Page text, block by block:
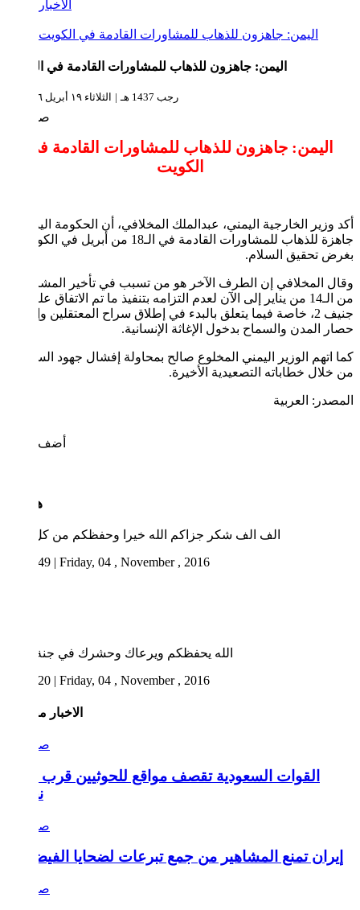
الاخبار
اليمن: جاهزون للذهاب للمشاورات القادمة في الكويت
اليمن: جاهزون للذهاب للمشاورات القادمة في الكويت
12 رجب 1437 هـ | الثلاثاء ١٩ أبريل ٢٠١٦
اليمن: جاهزون للذهاب للمشاورات القادمة في
الكويت
أكد وزير الخارجية اليمني، عبدالملك المخلافي، أن الحكومة اليمنية
جاهزة للذهاب للمشاورات القادمة في الـ18 من أبريل في الكويت
بغرض تحقيق السلام.
وقال المخلافي إن الطرف الآخر هو من تسبب في تأخير المشاورات
من الـ14 من يناير إلى الآن لعدم التزامه بتنفيذ ما تم الاتفاق عليه في
جنيف 2، خاصة فيما يتعلق بالبدء في إطلاق سراح المعتقلين وإنهاء
حصار المدن والسماح بدخول الإغاثة الإنسانية.
كما اتهم الوزير اليمني المخلوع صالح بمحاولة إفشال جهود السلام
من خلال خطاباته التصعيدية الأخيرة.
المصدر: العربية
أضف تعليق
هشام
الف الف شكر جزاكم الله خيرا وحفظكم من كل سوء
11:16:49 | Friday, 04 , November , 2016
الله يحفظكم ويرعاك وحشرك في جنة الخلد
11:10:20 | Friday, 04 , November , 2016
الاخبار مقترحة
القوات السعودية تقصف مواقع للحوثيين قرب حدود
نجران
إيران تمنع المشاهير من جمع تبرعات لضحايا الفيضانات